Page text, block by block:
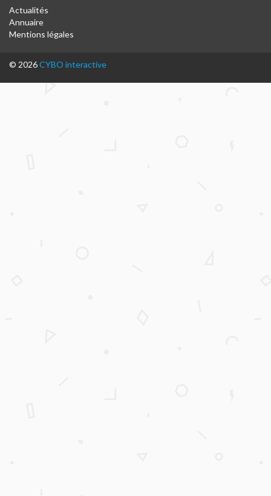
Actualités
Annuaire
Mentions légales
© 2026CYBO interactive